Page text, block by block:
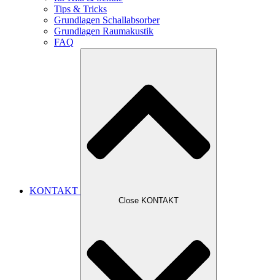
Tips & Tricks
Grundlagen Schallabsorber
Grundlagen Raumakustik
FAQ
KONTAKT
Close KONTAKT